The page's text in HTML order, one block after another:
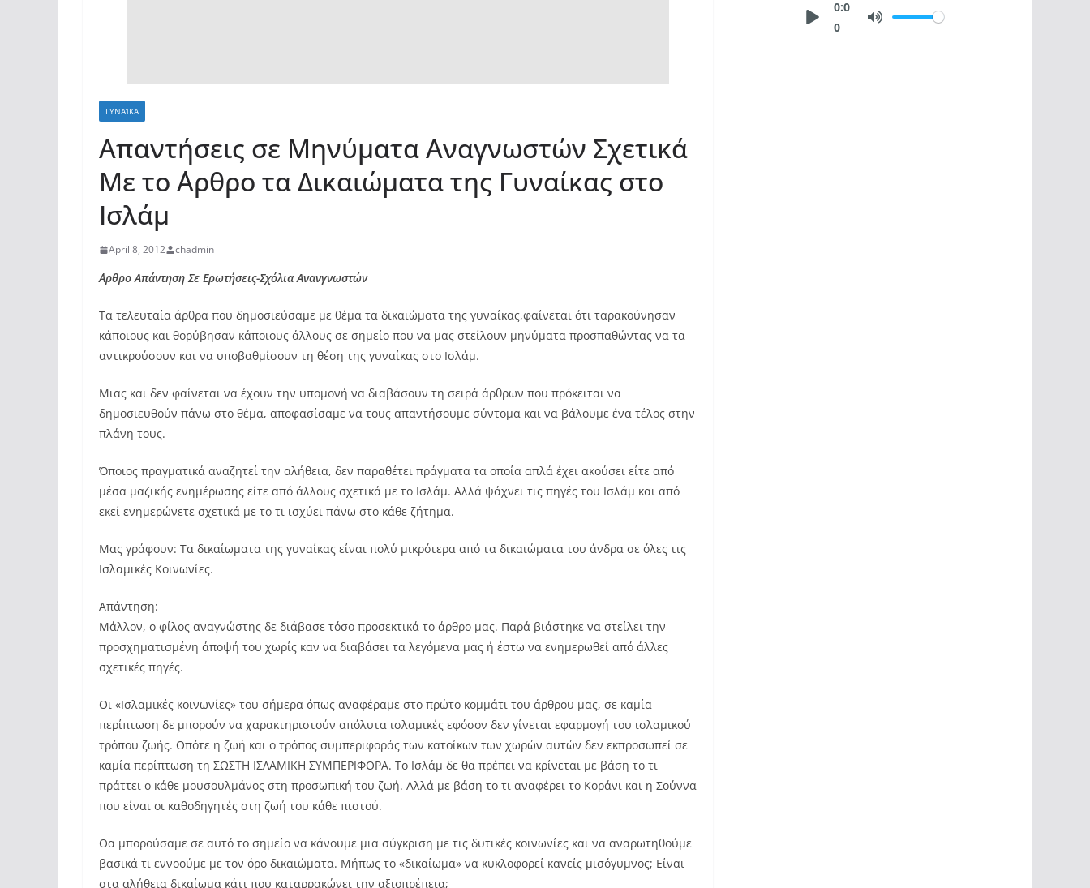
ΓΥΝΑΊΚΑ
Απαντήσεις σε Μηνύματα Αναγνωστών Σχετικά
Με το ΄Αρθρο τα Δικαιώματα της Γυναίκας στο
Ισλάμ
April 8, 2012 chadmin
΄Αρθρο Απάντηση Σε Ερωτήσεις-Σχόλια Ανανγνωστών
Τα τελευταία άρθρα που δημοσιεύσαμε με θέμα τα δικαιώματα της γυναίκας,φαίνεται ότι ταρακούνησαν
κάποιους και θορύβησαν κάποιους άλλους σε σημείο που να μας στείλουν μηνύματα προσπαθώντας να τα
αντικρούσουν και να υποβαθμίσουν τη θέση της γυναίκας στο Ισλάμ.
Μιας και δεν φαίνεται να έχουν την υπομονή να διαβάσουν τη σειρά άρθρων που πρόκειται να
δημοσιευθούν πάνω στο θέμα, αποφασίσαμε να τους απαντήσουμε σύντομα και να βάλουμε ένα τέλος στην
πλάνη τους.
Όποιος πραγματικά αναζητεί την αλήθεια, δεν παραθέτει πράγματα τα οποία απλά έχει ακούσει είτε από
μέσα μαζικής ενημέρωσης είτε από άλλους σχετικά με το Ισλάμ. Αλλά ψάχνει τις πηγές του Ισλάμ και από
εκεί ενημερώνετε σχετικά με το τι ισχύει πάνω στο κάθε ζήτημα.
Μας γράφουν: Τα δικαίωματα της γυναίκας είναι πολύ μικρότερα από τα δικαιώματα του άνδρα σε όλες τις
Ισλαμικές Κοινωνίες.
Απάντηση:
Μάλλον, ο φίλος αναγνώστης δε διάβασε τόσο προσεκτικά το άρθρο μας. Παρά βιάστηκε να στείλει την
προσχηματισμένη άποψή του χωρίς καν να διαβάσει τα λεγόμενα μας ή έστω να ενημερωθεί από άλλες
σχετικές πηγές.
Οι «Ισλαμικές κοινωνίες» του σήμερα όπως αναφέραμε στο πρώτο κομμάτι του άρθρου μας, σε καμία
περίπτωση δε μπορούν να χαρακτηριστούν απόλυτα ισλαμικές εφόσον δεν γίνεται εφαρμογή του ισλαμικού
τρόπου ζωής. Οπότε η ζωή και ο τρόπος συμπεριφοράς των κατοίκων των χωρών αυτών δεν εκπροσωπεί σε
καμία περίπτωση τη ΣΩΣΤΗ ΙΣΛΑΜΙΚΗ ΣΥΜΠΕΡΙΦΟΡΑ. Το Ισλάμ δε θα πρέπει να κρίνεται με βάση το τι
πράττει ο κάθε μουσουλμάνος στη προσωπική του ζωή. Αλλά με βάση το τι αναφέρει το Κοράνι και η Σούννα
που είναι οι καθοδηγητές στη ζωή του κάθε πιστού.
Θα μπορούσαμε σε αυτό το σημείο να κάνουμε μια σύγκριση με τις δυτικές κοινωνίες και να αναρωτηθούμε
βασικά τι εννοούμε με τον όρο δικαιώματα. Μήπως το «δικαίωμα» να κυκλοφορεί κανείς μισόγυμνος; Είναι
στα αλήθεια δικαίωμα κάτι που καταρρακώνει την αξιοπρέπεια;
0:0
0